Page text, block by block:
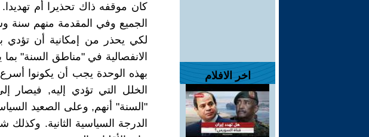
اخر الافلام
كان موقفه ذاك تحذيرا أم
الجميع وفي المقدمة منهم سنة
لكي يحذر من إمكانية أن تؤدي
الانفصالية في "مناطق السنة"
بهذه الوحدة يجب أن يكونوا
الخلل التي تؤدي إليه, فيصار
"السنة" أنهم, وعلى الصعيد
الدرجة السياسية الثانية.